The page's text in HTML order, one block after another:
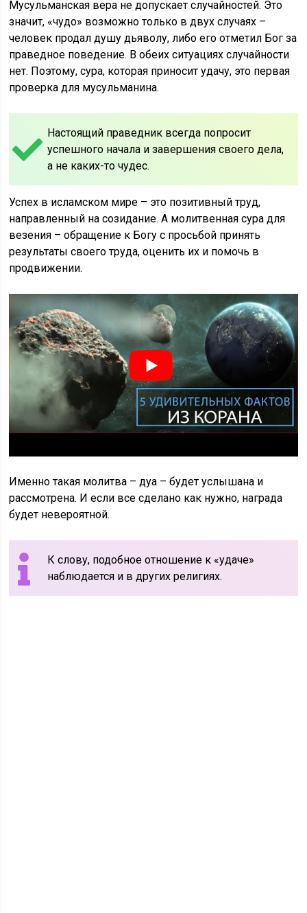
Мусульманская вера не допускает случайностей. Это
значит, «чудо» возможно только в двух случаях –
человек продал душу дьяволу, либо его отметил Бог за
праведное поведение. В обеих ситуациях случайности
нет. Поэтому, сура, которая приносит удачу, это первая
проверка для мусульманина.
Настоящий праведник всегда попросит
успешного начала и завершения своего дела,
а не каких-то чудес.
Успех в исламском мире – это позитивный труд,
направленный на созидание. А молитвенная сура для
везения – обращение к Богу с просьбой принять
результаты своего труда, оценить их и помочь в
продвижении.
Именно такая молитва – дуа – будет услышана и
рассмотрена. И если все сделано как нужно, награда
будет невероятной.
К слову, подобное отношение к «удаче»
наблюдается и в других религиях.